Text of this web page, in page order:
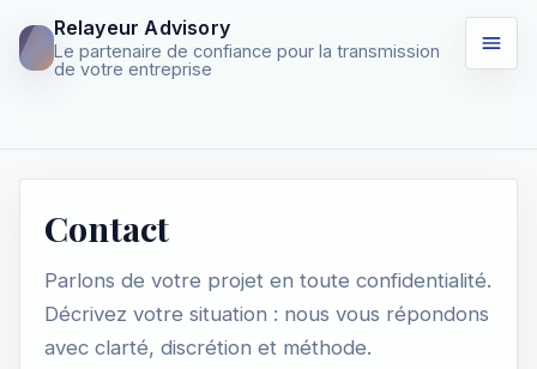
Relayeur Advisory
Le partenaire de confiance pour la transmission
de votre entreprise
Contact
Parlons de votre projet en toute confidentialité.
Décrivez votre situation : nous vous répondons
avec clarté, discrétion et méthode.